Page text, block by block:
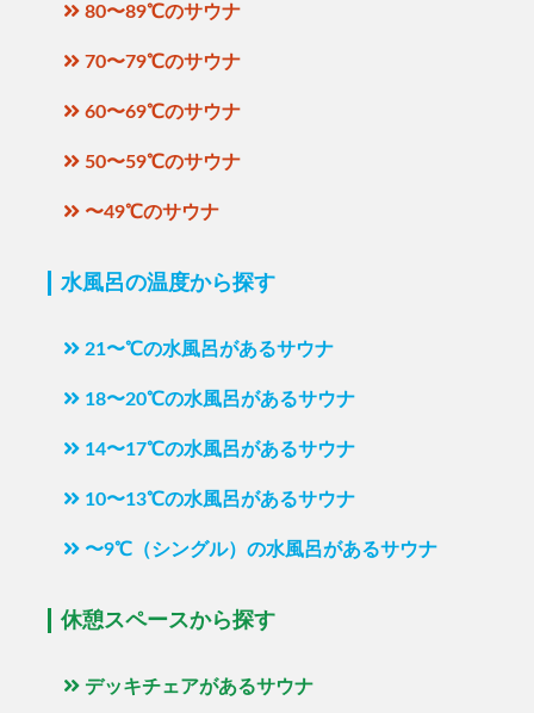
80〜89℃のサウナ
70〜79℃のサウナ
60〜69℃のサウナ
50〜59℃のサウナ
〜49℃のサウナ
水風呂の温度から探す
21〜℃の水風呂があるサウナ
18〜20℃の水風呂があるサウナ
14〜17℃の水風呂があるサウナ
10〜13℃の水風呂があるサウナ
〜9℃（シングル）の水風呂があるサウナ
休憩スペースから探す
デッキチェアがあるサウナ